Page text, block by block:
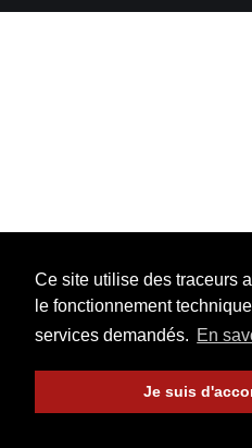
Ce site utilise des traceurs
le fonctionnement
services demandés. En
Je suis